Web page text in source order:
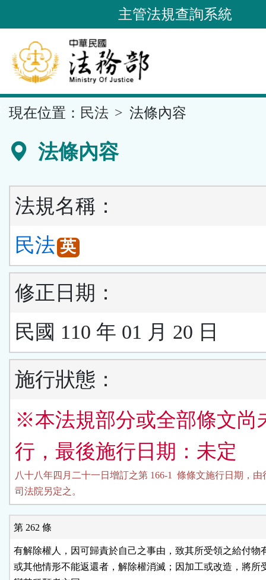
到
要
內
容
區
主管法規查詢系統
現在位置： 民法 法條內容
法條內容
法規名稱：
民法 英
修正日期：
民國 110 年 01 月 20 日
施行狀態：
※本法規部分或全部條文尚
行，最後施行日期：未定
八十八年四月二十一日增訂之第 166-1  條條文施行日期，由
司法院另定之。
第 262 條
有解除權人，因可歸責於自己之事由，致其所受領之給付物
或其他情形不能返還者，解除權消滅；因加工或改造，將所